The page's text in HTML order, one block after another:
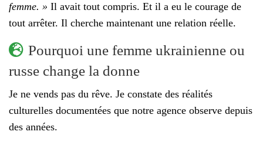
femme. » Il avait tout compris. Et il a eu le courage de
tout arrêter. Il cherche maintenant une relation réelle.
Pourquoi une femme ukrainienne ou
russe change la donne
Je ne vends pas du rêve. Je constate des réalités
culturelles documentées que notre agence observe depuis
des années.